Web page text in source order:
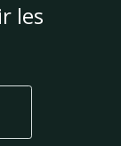
les